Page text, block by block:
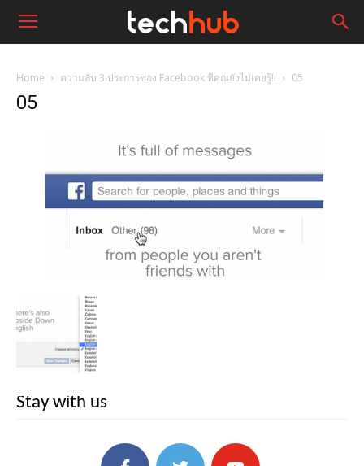
Home ความลับ 3 ประการของ Facebook ที่คุณยังไม่เคยรู้!! 05
05
Stay with us